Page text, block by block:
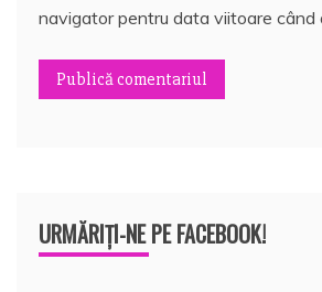
navigator pentru data viitoare când
URMĂRIȚI-NE PE FACEBOOK!